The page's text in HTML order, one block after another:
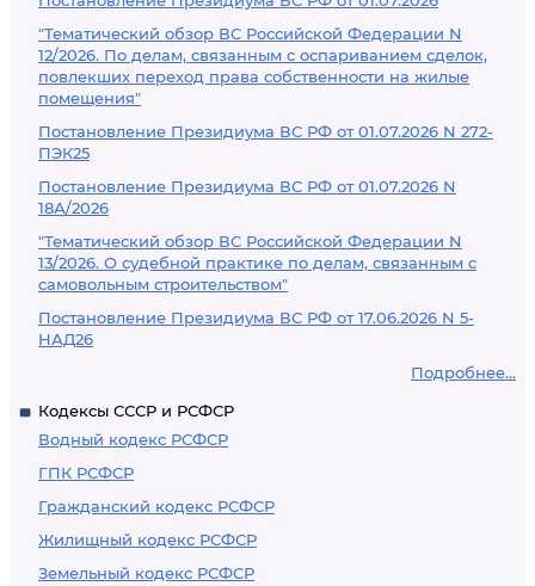
"Тематический обзор ВС Российской Федерации N
12/2026. По делам, связанным с оспариванием сделок,
повлекших переход права собственности на жилые
помещения"
Постановление Президиума ВС РФ от 01.07.2026 N 272-
ПЭК25
Постановление Президиума ВС РФ от 01.07.2026 N
18А/2026
"Тематический обзор ВС Российской Федерации N
13/2026. О судебной практике по делам, связанным с
самовольным строительством"
Постановление Президиума ВС РФ от 17.06.2026 N 5-
НАД26
Подробнее...
Кодексы СССР и РСФСР
Водный кодекс РСФСР
ГПК РСФСР
Гражданский кодекс РСФСР
Жилищный кодекс РСФСР
Земельный кодекс РСФСР